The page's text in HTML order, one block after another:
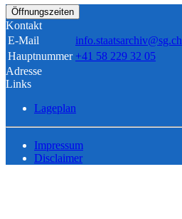
Öffnungszeiten
Kontakt
E-Mail
info.staatsarchiv@sg.ch
Hauptnummer +41 58 229 32 05
Adresse
Links
Lageplan
Impressum
Disclaimer